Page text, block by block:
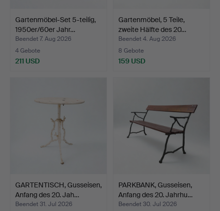
Gartenmöbel-Set 5-teilig,
1950er/60er Jahr…
Beendet 7. Aug 2026
4 Gebote
211 USD
Gartenmöbel, 5 Teile,
zweite Hälfte des 20…
Beendet 4. Aug 2026
8 Gebote
159 USD
GARTENTISCH, Gusseisen,
Anfang des 20. Jah…
Beendet 31. Jul 2026
PARKBANK, Gusseisen,
Anfang des 20. Jahrhu…
Beendet 30. Jul 2026